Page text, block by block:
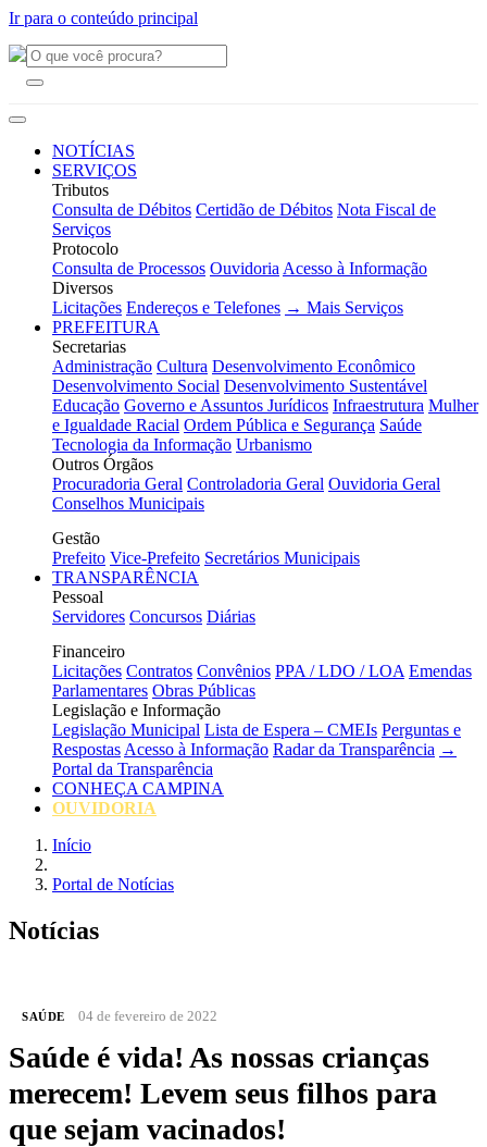
Ir para o conteúdo principal
NOTÍCIAS
SERVIÇOS
Tributos
Consulta de Débitos Certidão de Débitos Nota Fiscal de
Serviços
Protocolo
Consulta de Processos Ouvidoria Acesso à Informação
Diversos
Licitações Endereços e Telefones → Mais Serviços
PREFEITURA
Secretarias
Administração Cultura Desenvolvimento Econômico
Desenvolvimento Social Desenvolvimento Sustentável
Educação Governo e Assuntos Jurídicos Infraestrutura Mulher
e Igualdade Racial Ordem Pública e Segurança Saúde
Tecnologia da Informação Urbanismo
Outros Órgãos
Procuradoria Geral Controladoria Geral Ouvidoria Geral
Conselhos Municipais
Gestão
Prefeito Vice-Prefeito Secretários Municipais
TRANSPARÊNCIA
Pessoal
Servidores Concursos Diárias
Financeiro
Licitações Contratos Convênios PPA / LDO / LOA Emendas
Parlamentares Obras Públicas
Legislação e Informação
Legislação Municipal Lista de Espera – CMEIs Perguntas e
Respostas Acesso à Informação Radar da Transparência →
Portal da Transparência
CONHEÇA CAMPINA
OUVIDORIA
Início
Portal de Notícias
Notícias
SAÚDE 04 de fevereiro de 2022
Saúde é vida! As nossas crianças
merecem! Levem seus filhos para
que sejam vacinados!